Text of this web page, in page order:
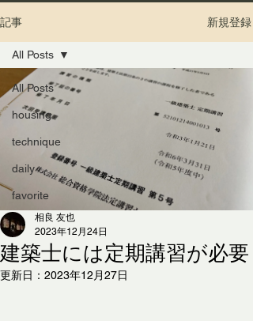
記事 新規登録
All Posts
housing
technique
daily
favorite
All Posts
建築士には定期講習が必要
相良 友也
2023年12月24日
更新日： 2023年12月27日